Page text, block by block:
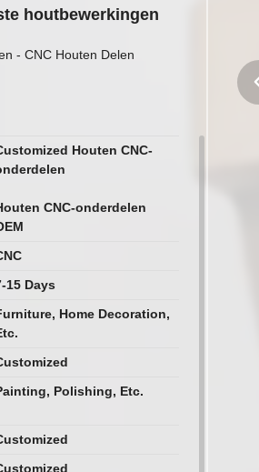
houtbewerkingen
- CNC Houten Delen
Houten CNC-
CNC-onderdelen
15 Days
Home Decoration,
Polishing, Etc.